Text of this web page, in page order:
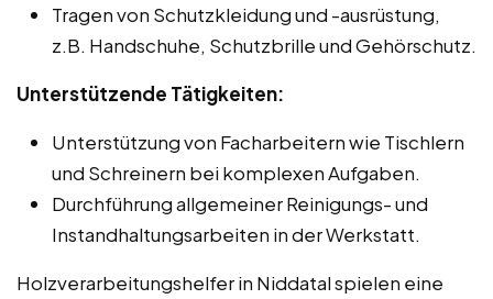
Tragen von Schutzkleidung und -ausrüstung,
z.B. Handschuhe, Schutzbrille und Gehörschutz.
Unterstützende Tätigkeiten:
Unterstützung von Facharbeitern wie Tischlern
und Schreinern bei komplexen Aufgaben.
Durchführung allgemeiner Reinigungs- und
Instandhaltungsarbeiten in der Werkstatt.
Holzverarbeitungshelfer in Niddatal spielen eine